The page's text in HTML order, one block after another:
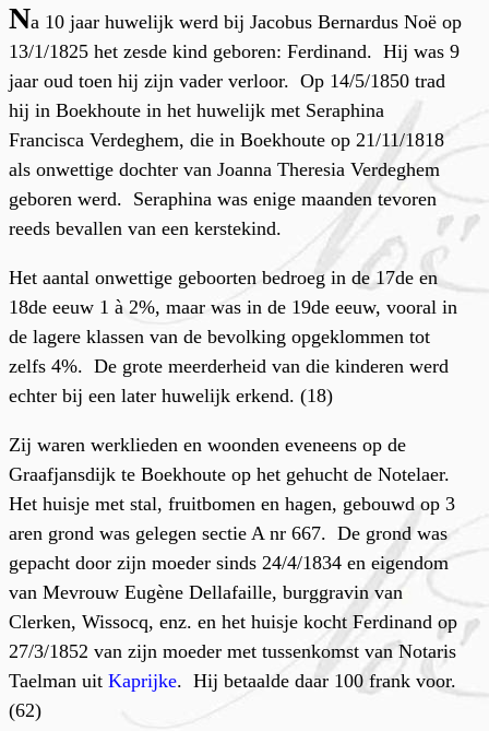
Na 10 jaar huwelijk werd bij Jacobus Bernardus Noë op
13/1/1825 het zesde kind geboren: Ferdinand. Hij was 9
jaar oud toen hij zijn vader verloor. Op 14/5/1850 trad
hij in Boekhoute in het huwelijk met Seraphina
Francisca Verdeghem, die in Boekhoute op 21/11/1818
als onwettige dochter van Joanna Theresia Verdeghem
geboren werd. Seraphina was enige maanden tevoren
reeds bevallen van een kerstekind.
Het aantal onwettige geboorten bedroeg in de 17de en
18de eeuw 1 à 2%, maar was in de 19de eeuw, vooral in
de lagere klassen van de bevolking opgeklommen tot
zelfs 4%. De grote meerderheid van die kinderen werd
echter bij een later huwelijk erkend. (18)
Zij waren werklieden en woonden eveneens op de
Graafjansdijk te Boekhoute op het gehucht de Notelaer.
Het huisje met stal, fruitbomen en hagen, gebouwd op 3
aren grond was gelegen sectie A nr 667. De grond was
gepacht door zijn moeder sinds 24/4/1834 en eigendom
van Mevrouw Eugène Dellafaille, burggravin van
Clerken, Wissocq, enz. en het huisje kocht Ferdinand op
27/3/1852 van zijn moeder met tussenkomst van Notaris
Taelman uit Kaprijke. Hij betaalde daar 100 frank voor.
(62)